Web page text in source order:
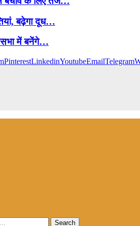
बढ़ेगा दूध…
में बनेंगे…
PinterestLinkedinYoutubeEmailTelegram
Search